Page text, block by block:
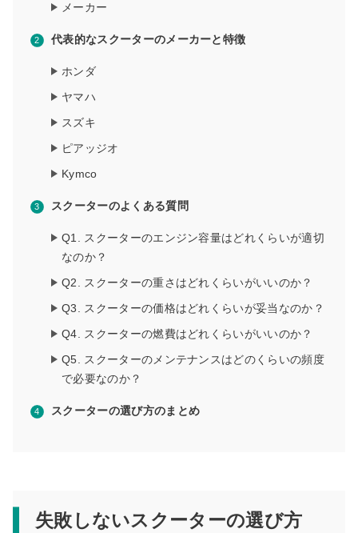
メーカー
代表的なスクーターのメーカーと特徴
ホンダ
ヤマハ
スズキ
ピアッジオ
Kymco
スクーターのよくある質問
Q1. スクーターのエンジン容量はどれくらいが適切
なのか？
Q2. スクーターの重さはどれくらいがいいのか？
Q3. スクーターの価格はどれくらいが妥当なのか？
Q4. スクーターの燃費はどれくらいがいいのか？
Q5. スクーターのメンテナンスはどのくらいの頻度
で必要なのか？
スクーターの選び方のまとめ
失敗しないスクーターの選び方